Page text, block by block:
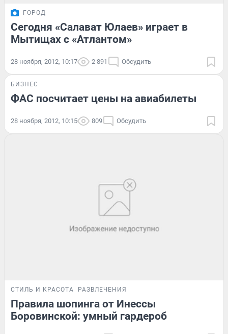
ГОРОД
Сегодня «Салават Юлаев» играет в
Мытищах с «Атлантом»
28 ноября, 2012, 10:17 2 891 Обсудить
БИЗНЕС
ФАС посчитает цены на авиабилеты
28 ноября, 2012, 10:15 809 Обсудить
СТИЛЬ И КРАСОТА РАЗВЛЕЧЕНИЯ
Правила шопинга от Инессы
Боровинской: умный гардероб